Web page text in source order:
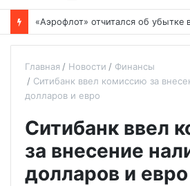
Главная Новости
Финансы
Ситибанк ввел комиссию за
долларов и евро
Ситибанк ввел
за внесение
долларов и евро